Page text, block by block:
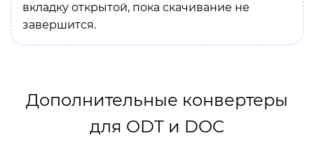
вкладку открытой, пока скачивание не
завершится.
Дополнительные конвертеры
для ODT и DOC